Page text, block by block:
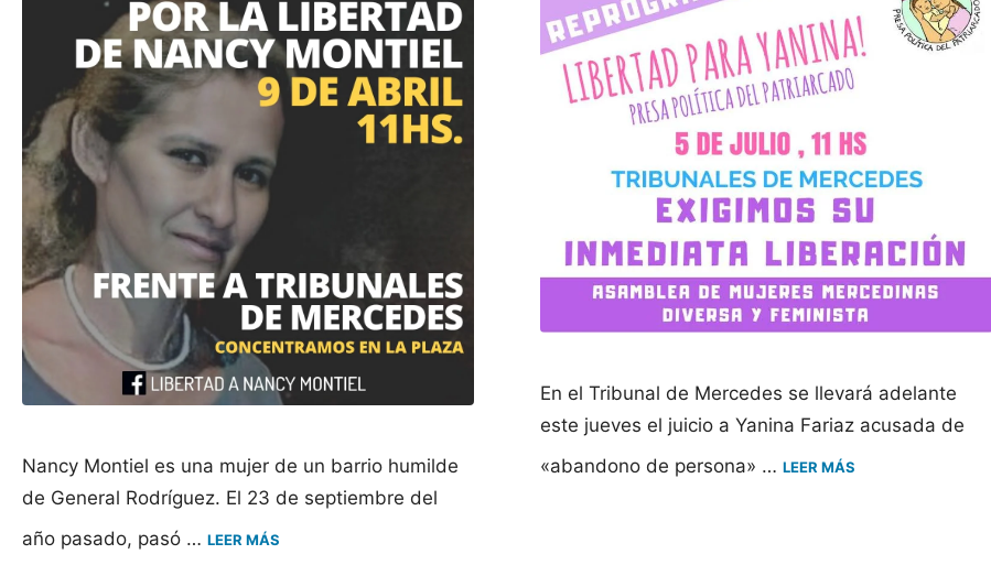
Nancy Montiel es una mujer de un barrio humilde
de General Rodríguez. El 23 de septiembre del
año pasado, pasó … LEER MÁS
En el Tribunal de Mercedes se llevará adelante
este jueves el juicio a Yanina Fariaz acusada de
«abandono de persona» …LEER MÁS